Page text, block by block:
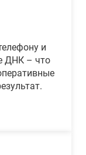
и
ДНК – что